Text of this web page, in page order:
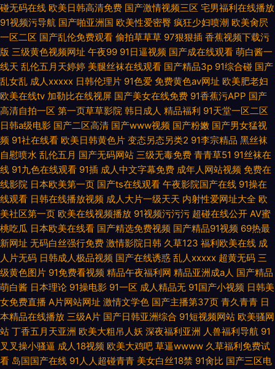
碰无码在线 欧美日韩高清免费 国产激情视频三区 宅男福利在线播放
91视频污导航 国产啪亚洲国 欧美性爱密臀 疯狂少妇喷潮 欧美肏屄
一区二区 国产乱伦免费观看 偷拍草草草 97狠狠插 香蕉视频下载污
版 三级黄色视频网址 午夜99 91日逼视频 国产成在线观看 萌白酱一
线天 乱伦五月天婷婷 美腿丝袜在线观看 国产精品3p 91综合碰 国产
乱女乱 成人xxxxx 日韩伦理片 91色爱 免费黄色av网址 欧美肥老妇
欧美在线tv 加勒比在线视屏 国产美女在线免费 91香蕉污APP 国产
高清自拍一区 第一页草草影院 韩日成人 精品福利 91天堂一区二区
日韩a级电影 国产二区高清 国产www视频 国产粉嫩 国产男女猛视
频 91社在线看 欧美日韩黄色片 变态另态另类2 91李宗精品 黑丝袜
自慰喷水 乱伦五月 国产无码网站 三级无毒免费 青青草51 91丝袜在
线 91九色在线观看 91插 成人中文字幕免费 成年人网站视频 免费在
线影院 日本欧美第一页 国产ts在线观看 午夜影院国产在线 91操在
线观看 日韩在线播放视频 成人大片一级天天 内射性爱网址大全 欧
美社区第一页 欧美在线视频播放 91视频污污污 超碰在线公开 AV蜜
桃吃瓜 日本欧美在线看 国产精选免费视频 国产精品91视频 69热最
新网址 无码白丝强行免费 激情影院日韩 久草123 福利欧美在线 成
人片无码 日韩成人极品视频 国产在线诱惑 乱人xxxxx 超黄无码 三
级黄色图片 91免费看视频 精品午夜福利网 精品亚洲成a人 国产精品
萌白酱 日本理论 91操电影 91一区 成人精品无 91国产小视频 日韩美
女免费直播 A片网站网址 激情文学色 国产主播第37页 青久青青 日
本精品在线播放 三级A片 国产日韩亚洲综合 91短视频网站 欧美骚网
站 丁香五月天亚洲 欧美大粗吊人妖 深夜福利亚洲 人兽福利导航 91
叉叉操小骚逼 成人18视频 欧美大鸡吧 草逼wwww 久草福利免费试
看 岛国国产在线 91人人超碰青青 美女白丝18禁 91肏比 国产三区电